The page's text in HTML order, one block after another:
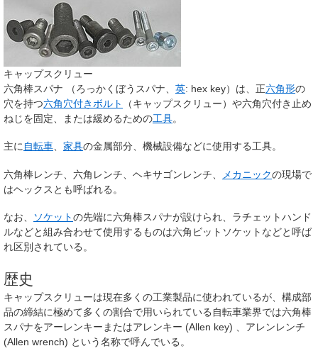
キャップスクリュー
六角棒スパナ （ろっかくぼうスパナ、 英: hex key）は、正六角形の
穴を持つ六角穴付きボルト
（キャップスクリュー）や六角穴付き止め
ねじを固定、または緩めるための工具。
主に 自転車 家具の金属部分、機械設備などに使用する工具。
六角棒レンチ 六角レンチ ヘキサゴンレンチ メカニックの現場で
はヘックス とも呼ばれる。
なお、 ソケットの先端に六角棒スパナが設けられ、ラチェットハンド
ルなどと組み合わせて使用するものは六角ビットソケット などと呼ば
れ区別されている。
歴史
キャップスクリューは現在多くの工業製品に使われているが、構成部
品の締結に極めて多くの割合で用いられている自転車業界では六角棒
スパナをアーレンキー またはアレンキー (Allen key) 、アレンレンチ
(Allen wrench) という名称で呼んでいる。